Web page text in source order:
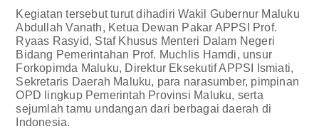
Kegiatan tersebut turut dihadiri Wakil Gubernur Maluku
Abdullah Vanath, Ketua Dewan Pakar APPSI Prof.
Ryaas Rasyid, Staf Khusus Menteri Dalam Negeri
Bidang Pemerintahan Prof. Muchlis Hamdi, unsur
Forkopimda Maluku, Direktur Eksekutif APPSI Ismiati,
Sekretaris Daerah Maluku, para narasumber, pimpinan
OPD lingkup Pemerintah Provinsi Maluku, serta
sejumlah tamu undangan dari berbagai daerah di
Indonesia.